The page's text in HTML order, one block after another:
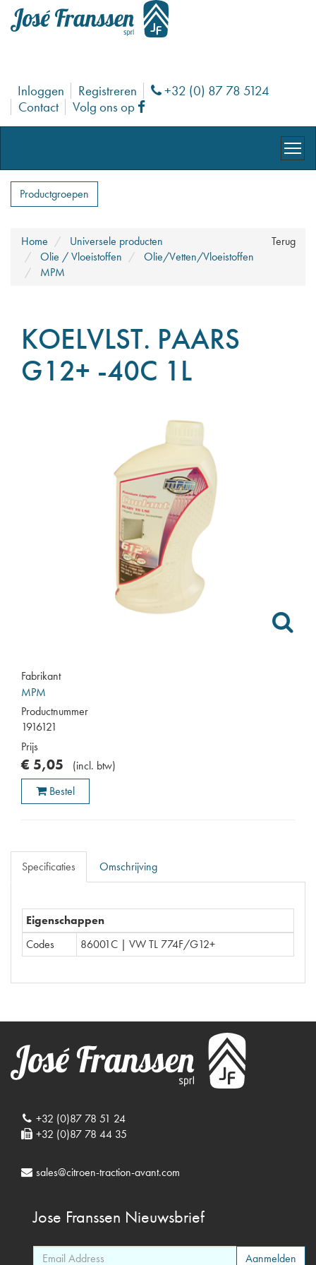
Inloggen Registreren Phone
+32 (0) 87 78 5124
Contact
Volg ons op Facebook
Productgroepen
Terug
Home
Universele producten
Olie / Vloeistoffen
Olie/Vetten/Vloeistoffen
MPM
KOELVLST. PAARS
G12+ -40C 1L
Fabrikant
MPM
Productnummer
1916121
Prijs
€ 5,05 (incl. btw)
Bestel
Specificaties Omschrijving
Eigenschappen
Codes
86001C | VW TL 774F/G12+
+32 (0)87 78 51 24
+32 (0)87 78 44 35
sales@citroen-traction-avant.com
Jose Franssen Nieuwsbrief